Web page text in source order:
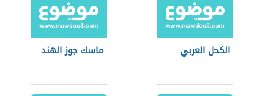
الكحل العربي ماسك جوز الهند